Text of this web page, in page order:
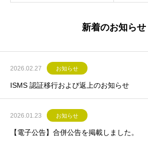
新着のお知らせ
2026.02.27 お知らせ
ISMS 認証移行および返上のお知らせ
2026.01.23 お知らせ
【電子公告】合併公告を掲載しました。